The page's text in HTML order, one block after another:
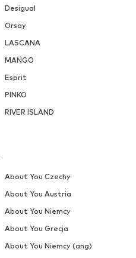
Desigual
Orsay
LASCANA
MANGO
Esprit
PINKO
RIVER ISLAND
About You Czechy
About You Austria
About You Niemcy
About You Grecja
About You Niemcy (ang)